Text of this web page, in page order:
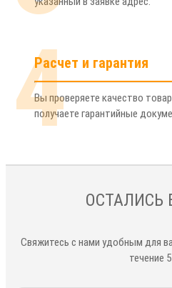
4
Расчет и гарантия
Вы проверяете качество
получаете гарантийные
ОСТАЛИСЬ
Свяжитесь с нами удобным для
течение